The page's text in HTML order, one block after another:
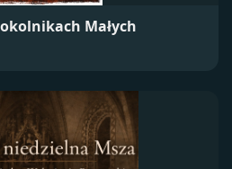
Małych